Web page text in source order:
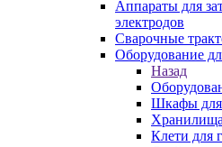
Аппараты для
электродов
Сварочные
Оборудование
Назад
Шкафы для
Клети для